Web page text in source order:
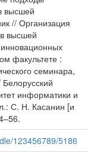
высшей
// Организация
высшей
факультете :
семинара,
информатики и
С. Н. Касанин [и
123456789/5186